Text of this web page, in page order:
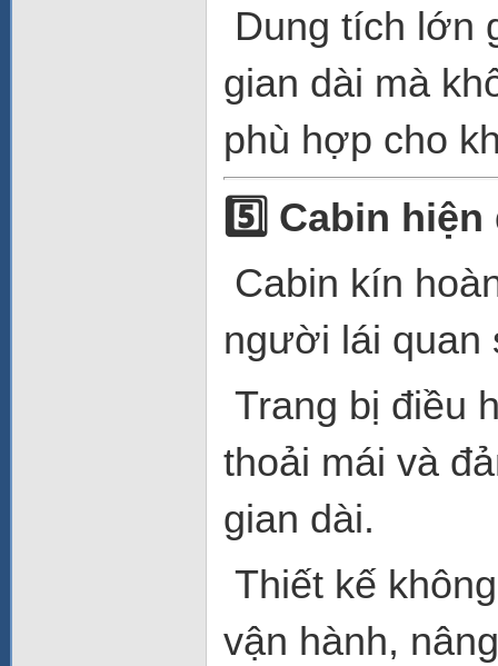
Dung tích lớn
gian dài mà
phù hợp cho
5️ Cabin hiện
Cabin kín
người lái quan
Trang bị điều
thoải mái và
gian dài.
Thiết kế
vận hành,